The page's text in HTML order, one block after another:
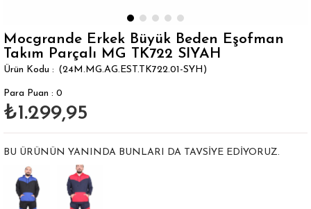
Mocgrande Erkek Büyük Beden Eşofman
Takım Parçalı MG TK722 SIYAH
(24M.MG.AG.EST.TK722.01-SYH)
Para Puan : 0
₺1.299,95
BU ÜRÜNÜN YANINDA BUNLARI DA TAVSIYE EDIYORUZ.